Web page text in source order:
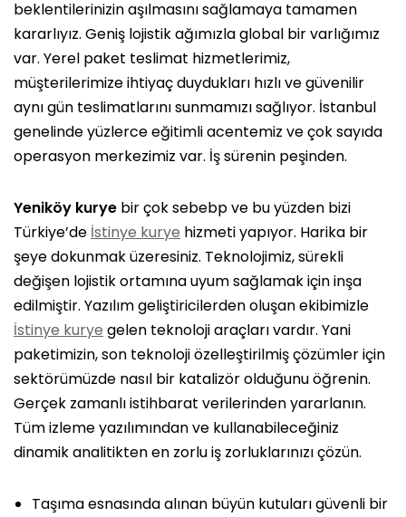
beklentilerinizin aşılmasını sağlamaya tamamen
kararlıyız. Geniş lojistik ağımızla global bir varlığımız
var. Yerel paket teslimat hizmetlerimiz,
müşterilerimize ihtiyaç duydukları hızlı ve güvenilir
aynı gün teslimatlarını sunmamızı sağlıyor. İstanbul
genelinde yüzlerce eğitimli acentemiz ve çok sayıda
operasyon merkezimiz var. İş sürenin peşinden.
Yeniköy kurye bir çok sebebp ve bu yüzden bizi
Türkiye’de İstinye kurye hizmeti yapıyor. Harika bir
şeye dokunmak üzeresiniz. Teknolojimiz, sürekli
değişen lojistik ortamına uyum sağlamak için inşa
edilmiştir. Yazılım geliştiricilerden oluşan ekibimizle
İstinye kurye gelen teknoloji araçları vardır. Yani
paketimizin, son teknoloji özelleştirilmiş çözümler için
sektörümüzde nasıl bir katalizör olduğunu öğrenin.
Gerçek zamanlı istihbarat verilerinden yararlanın.
Tüm izleme yazılımından ve kullanabileceğiniz
dinamik analitikten en zorlu iş zorluklarınızı çözün.
Taşıma esnasında alınan büyün kutuları güvenli bir